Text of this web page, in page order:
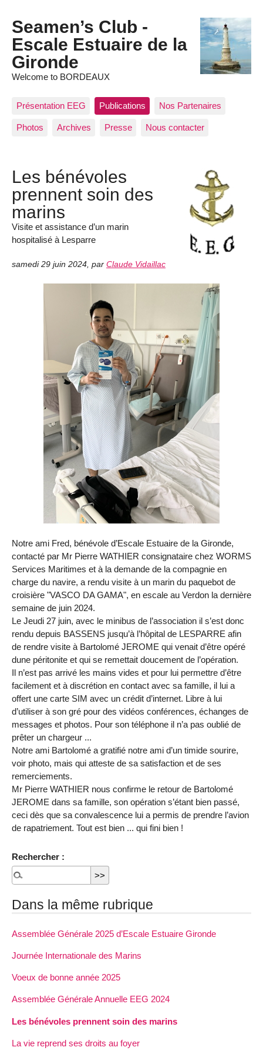
Seamen’s Club -
Escale Estuaire de la
Gironde
Welcome to BORDEAUX
Présentation EEG Publications Nos Partenaires
Photos Archives Presse Nous contacter
Les bénévoles
prennent soin des
marins
Visite et assistance d’un marin
hospitalisé à Lesparre
samedi 29 juin 2024 par Claude Vidaillac
Notre ami Fred, bénévole d’Escale Estuaire de la Gironde,
contacté par Mr Pierre WATHIER consignataire chez WORMS
Services Maritimes et à la demande de la compagnie en
charge du navire, a rendu visite à un marin du paquebot de
croisière "VASCO DA GAMA", en escale au Verdon la dernière
semaine de juin 2024.
Le Jeudi 27 juin, avec le minibus de l’association il s’est donc
rendu depuis BASSENS jusqu’à l’hôpital de LESPARRE afin
de rendre visite à Bartolomé JEROME qui venait d’être opéré
dune péritonite et qui se remettait doucement de l’opération.
Il n’est pas arrivé les mains vides et pour lui permettre d’être
facilement et à discrétion en contact avec sa famille, il lui a
offert une carte SIM avec un crédit d’internet. Libre à lui
d’utiliser à son gré pour des vidéos conférences, échanges de
messages et photos. Pour son téléphone il n’a pas oublié de
prêter un chargeur ...
Notre ami Bartolomé a gratifié notre ami d’un timide sourire,
voir photo, mais qui atteste de sa satisfaction et de ses
remerciements.
Mr Pierre WATHIER nous confirme le retour de Bartolomé
JEROME dans sa famille, son opération s’étant bien passé,
ceci dès que sa convalescence lui a permis de prendre l’avion
de rapatriement. Tout est bien ... qui fini bien !
Rechercher :
Dans la même rubrique
Assemblée Générale 2025 d’Escale Estuaire Gironde
Journée Internationale des Marins
Voeux de bonne année 2025
Assemblée Générale Annuelle EEG 2024
Les bénévoles prennent soin des marins
La vie reprend ses droits au foyer